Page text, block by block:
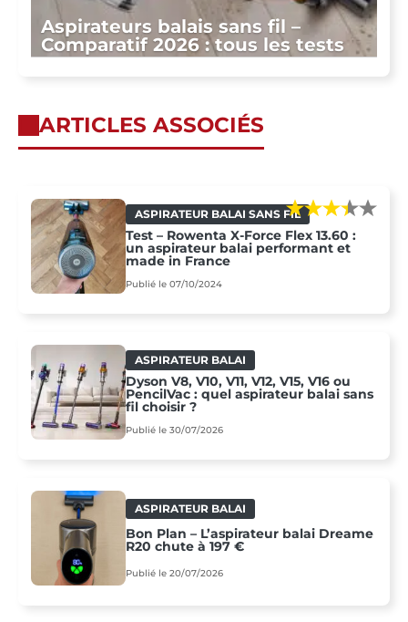
Aspirateurs balais sans fil –
Comparatif 2026 : tous les tests
ARTICLES ASSOCIÉS
ASPIRATEUR BALAI SANS FIL
Test – Rowenta X-Force Flex 13.60 :
un aspirateur balai performant et
made in France
Publié le 07/10/2024
ASPIRATEUR BALAI
Dyson V8, V10, V11, V12, V15, V16 ou
PencilVac : quel aspirateur balai sans
fil choisir ?
Publié le 30/07/2026
ASPIRATEUR BALAI
Bon Plan – L’aspirateur balai Dreame
R20 chute à 197 €
Publié le 20/07/2026